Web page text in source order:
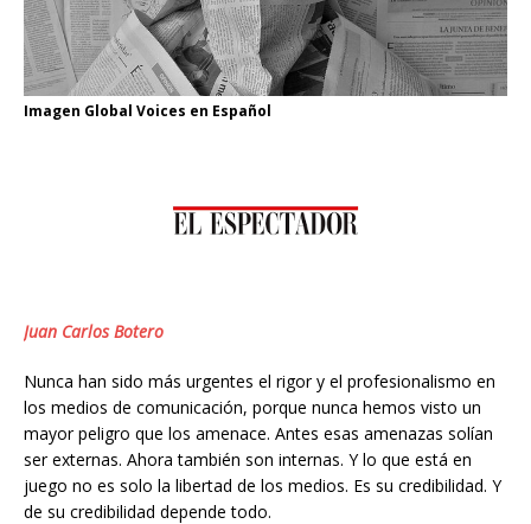
Imagen Global Voices en Español
Juan Carlos Botero
Nunca han sido más urgentes el rigor y el profesionalismo en
los medios de comunicación, porque nunca hemos visto un
mayor peligro que los amenace. Antes esas amenazas solían
ser externas. Ahora también son internas. Y lo que está en
juego no es solo la libertad de los medios. Es su credibilidad. Y
de su credibilidad depende todo.